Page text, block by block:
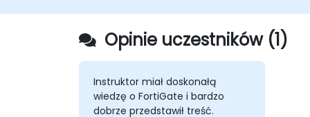
uwierzytelnianie użytkowników,
antywirus, IPS, filtrowanie stron
internetowych i funkcje antymalware w
celu ochrony przed różnymi
zagrożeniami sieciowymi.
Rozwiązywać typowe problemy w
Opinie uczestników (1)
Instruktor miał doskonałą
wiedzę o FortiGate i bardzo
dobrze przedstawił treść.